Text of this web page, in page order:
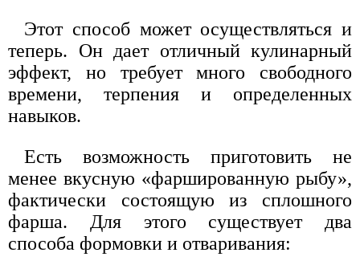
Этот способ может осуществляться и
теперь. Он дает отличный кулинарный
эффект, но требует много свободного
времени, терпения и определенных
навыков.
Есть возможность приготовить не
менее вкусную «фаршированную рыбу»,
фактически состоящую из сплошного
фарша. Для этого существует два
способа формовки и отваривания: